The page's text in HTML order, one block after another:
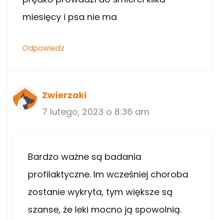
miesięcy i psa nie ma
Odpowiedz
Zwierzaki
7 lutego, 2023 o 8:36 am
Bardzo ważne są badania
profilaktyczne. Im wcześniej choroba
zostanie wykryta, tym większe są
szanse, że leki mocno ją spowolnią.